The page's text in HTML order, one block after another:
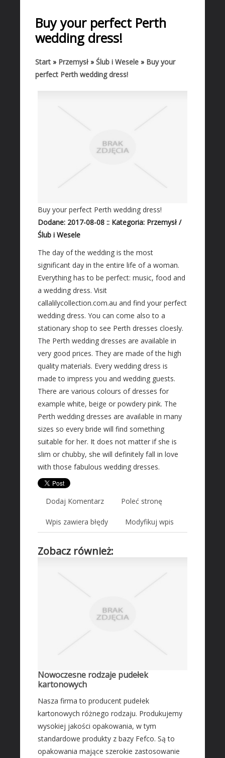
BIZNES
Biura Rachunkowe
Doradztwo
Drukarnie
Remonty, Elektryk, Hydraulik
Materiały Budowlane
REZYDENCJE
Drzwi i Okna
Klimatyzacja i Wentylacja
Nieruchomości, Działki
Domy, Mieszkania
SZKOŁA
Placówki Edukacyjne
Kursy Językowe
Konferencje, Sale Szkoleniowe
Kursy i Szkolenia
SPRZEDAŻ INTERNTOWA
Dla Dzieci
Meble
Wyposażenie Wnętrz
Wyposażenie Łazienki
Odzież
Sport
Art. Dla Zwierząt
Ogród, Rośliny
MASZYNY SPECJALISTYCZNE
AUTO-MOTO
Transport
Części Samochodowe
Usługi Motoryzacyjne
Salony, Komisy
Buy your perfect Perth
wedding dress!
Start » Przemysł » Ślub i Wesele » Buy your
perfect Perth wedding dress!
Buy your perfect Perth wedding dress!
Dodane: 2017-08-08 :: Kategoria: Przemysł /
Ślub i Wesele
The day of the wedding is the most
significant day in the entire life of a woman.
Everything has to be perfect: music, food and
a wedding dress. Visit
callalilycollection.com.au and find your perfect
wedding dress. You can come also to a
stationary shop to see Perth dresses cloesly.
The Perth wedding dresses are available in
very good prices. They are made of the high
quality materials. Every wedding dress is
made to impress you and wedding guests.
There are various colours of dresses for
example white, beige or powdery pink. The
Perth wedding dresses are available in many
sizes so every bride will find something
suitable for her. It does not matter if she is
slim or chubby, she will definitely fall in love
with those fabulous wedding dresses.
Dodaj Komentarz Poleć stronę
Wpis zawiera błędy Modyfikuj wpis
Zobacz również:
Nowoczesne rodzaje pudełek
kartonowych
Nasza firma to producent pudełek
kartonowych różnego rodzaju. Produkujemy
wysokiej jakości opakowania, w tym
standardowe produkty z bazy Fefco. Są to
opakowania mające szerokie zastosowanie